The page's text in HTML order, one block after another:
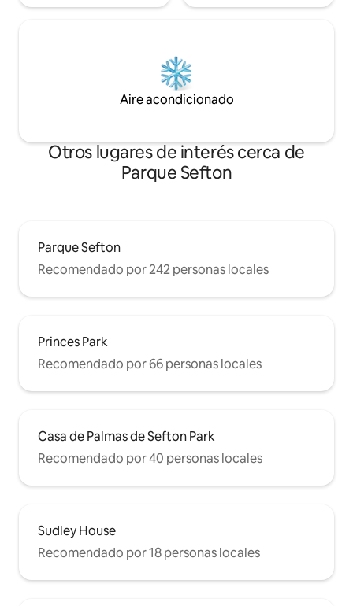
Aire acondicionado
Otros lugares de interés cerca de
Parque Sefton
Parque Sefton
Recomendado por 242 personas locales
Princes Park
Recomendado por 66 personas locales
Casa de Palmas de Sefton Park
Recomendado por 40 personas locales
Sudley House
Recomendado por 18 personas locales